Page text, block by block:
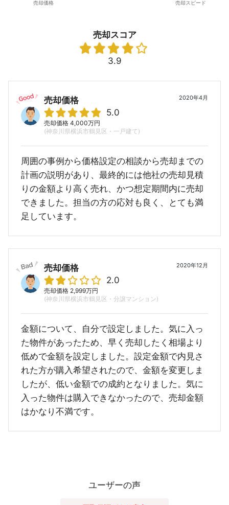
売却スコア
3.9
2020年4月
売却価格
5.0
売却価格 4,000万円
(神奈川県横浜市鶴見区・一戸建て)
周囲の事例から価格設定の相談から売却までの
計画の説明があり、最終的には他社の売却見積
りの金額より高く売れ、かつ想定期間内に売却
できました。担当の方の応対も良く、とても満
足しています。
2020年12月
売却価格
2.0
売却価格 2,999万円
(神奈川県横浜市鶴見区・分譲マンション)
金額について、自分で設定しました。気に入っ
た物件があったため、早く売却したく相場より
低めで金額を設定しました。設定金額で内見さ
れた方が購入希望されたので、金額を変更しま
したが、低い金額での成約となりました。気に
入った物件は購入できなかったので、売却金額
はかなり不満です。
ユーザーの声